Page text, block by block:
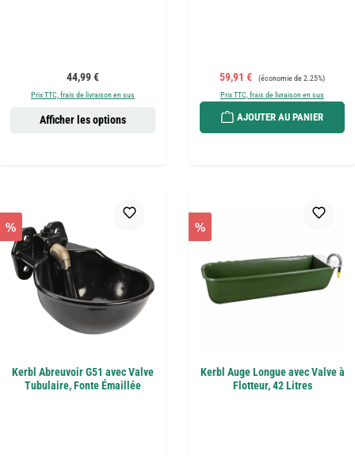
Prix régulier :
44,99 €
Prix TTC, frais de livraison en sus
Afficher les options
Prix de vente :
59,91 € Prix régulier :
(économie de 2.25%)
Prix TTC, frais de livraison en sus
AJOUTER AU PANIER
%
Kerbl Abreuvoir G51 avec Valve
Tubulaire, Fonte Émaillée
%
Kerbl Auge Longue avec Valve à
Flotteur, 42 Litres